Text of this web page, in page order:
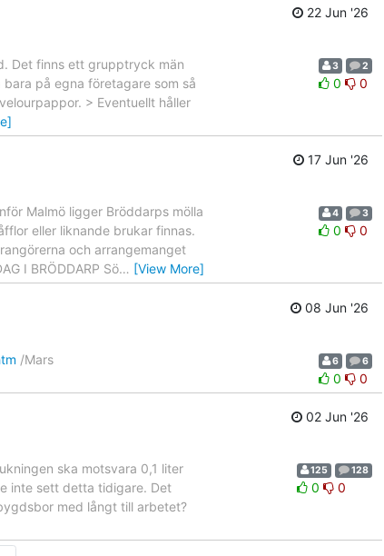
22 Jun '26
Det finns ett grupptryck män
på egna företagare som så
> Eventuellt håller
3 2
0 0
17 Jun '26
Malmö ligger Bröddarps mölla
eller liknande brukar finnas.
och arrangemanget
I BRÖDDARP Sö… [View More]
4 3
0 0
08 Jun '26
/Mars 6 6
0 0
02 Jun '26
ska motsvara 0,1 liter
inte sett detta tidigare. Det
med långt till arbetet?
125 128
0 0